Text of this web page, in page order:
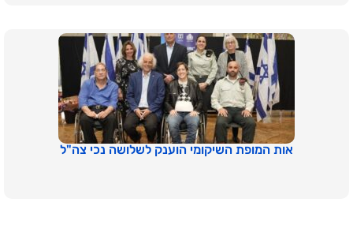
אות המופת השיקומי הוענק לשלושה נכי צה"ל